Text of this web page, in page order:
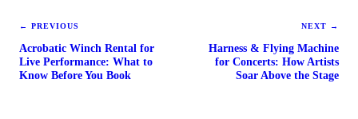
←PREVIOUS
Acrobatic Winch Rental for
Live Performance: What to
Know Before You Book
NEXT →
Harness & Flying Machine
for Concerts: How Artists
Soar Above the Stage